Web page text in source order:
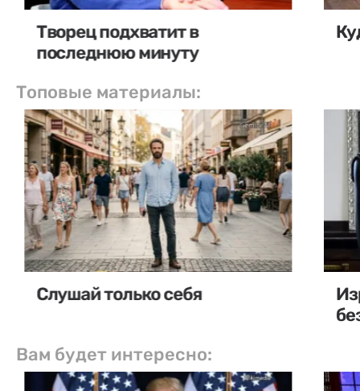
Творец подхватит в
последнюю минуту
Топовые материалы:
Слушай только себя
Вам будет интересно: